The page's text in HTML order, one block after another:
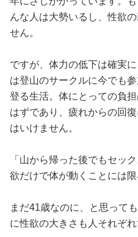
んな人は大勢いるし、性欲
せん。
ですが、体力の低下は確実
は登山のサークルに今でも
登る生活。体にとっての負
はずであり、疲れからの回
はいけません。
「山から帰った後でもセッ
欲だけで体が動くことには限
まだ41歳なのに、と思って
に性欲の大きさも人それぞれ